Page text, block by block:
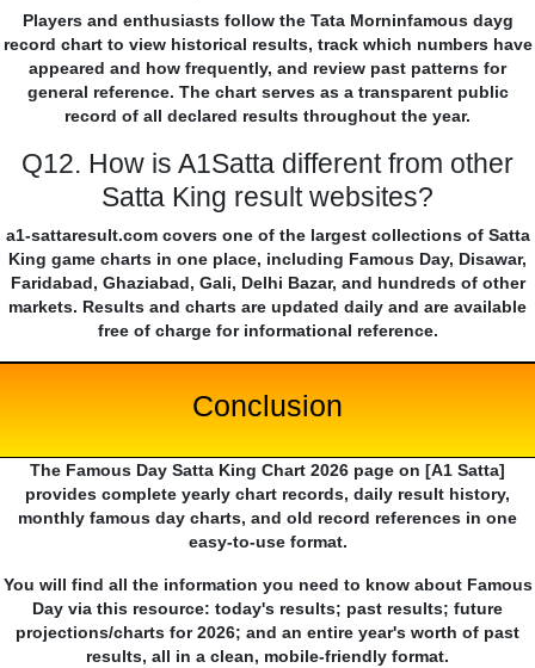
Players and enthusiasts follow the Tata Morninfamous dayg
record chart to view historical results, track which numbers have
appeared and how frequently, and review past patterns for
general reference. The chart serves as a transparent public
record of all declared results throughout the year.
Q12. How is A1Satta different from other
Satta King result websites?
a1-sattaresult.com covers one of the largest collections of Satta
King game charts in one place, including Famous Day, Disawar,
Faridabad, Ghaziabad, Gali, Delhi Bazar, and hundreds of other
markets. Results and charts are updated daily and are available
free of charge for informational reference.
Conclusion
The Famous Day Satta King Chart 2026 page on [A1 Satta]
provides complete yearly chart records, daily result history,
monthly famous day charts, and old record references in one
easy-to-use format.
You will find all the information you need to know about Famous
Day via this resource: today's results; past results; future
projections/charts for 2026; and an entire year's worth of past
results, all in a clean, mobile-friendly format.